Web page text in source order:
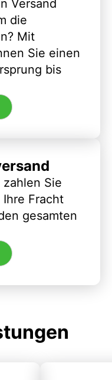
Versand
die
Mit
Sie einen
bis
Sie
Fracht
gesamten